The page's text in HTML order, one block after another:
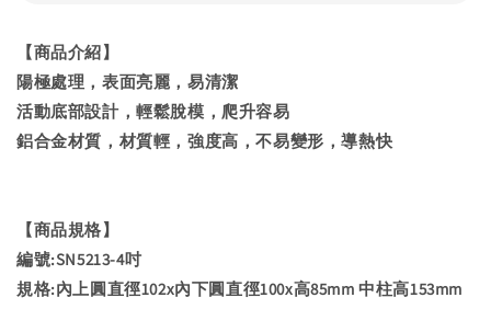
【商品介紹】
陽極處理，表面亮麗，易清潔
活動底部設計，輕鬆脫模，爬升容易
鋁合金材質，材質輕，強度高，不易變形，導熱快
【商品規格】
編號:SN5213-4吋
規格:內上圓直徑102x內下圓直徑100x高85mm 中柱高153mm